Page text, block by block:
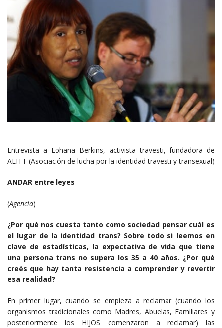
Entrevista a Lohana Berkins, activista travesti, fundadora de
ALITT (Asociación de lucha por la identidad travesti y transexual)
ANDAR entre leyes
(Agencia)
¿Por qué nos cuesta tanto como sociedad pensar cuál es
el lugar de la identidad trans? Sobre todo si leemos en
clave de estadísticas, la expectativa de vida que tiene
una persona trans no supera los 35 a 40 años. ¿Por qué
creés que hay tanta resistencia a comprender y revertir
esa realidad?
En primer lugar, cuando se empieza a reclamar (cuando los
organismos tradicionales como Madres, Abuelas, Familiares y
posteriormente los HIJOS comenzaron a reclamar) las